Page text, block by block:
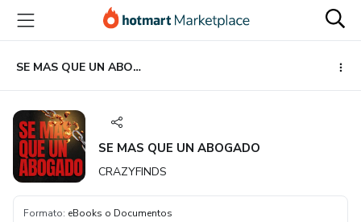
principal
página
de
página
SE MAS QUE UN ABOGADO
SE MAS QUE UN ABOGADO
CRAZYFINDS
Formato: eBooks o Documentos